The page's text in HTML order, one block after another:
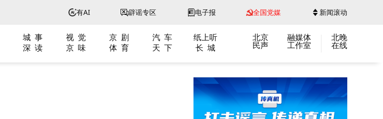
有AI 辟谣专区 电子报 全国党媒 新闻滚动
城 事 视 觉 京 剧 汽 车
纸上听
深 读 京 味 体 育 天 下 长 城
北京
民声
融媒体
工作室
北晚
在线